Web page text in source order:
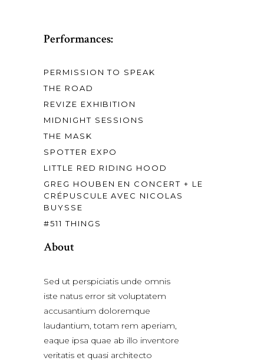
Performances:
PERMISSION TO SPEAK
THE ROAD
REVIZE EXHIBITION
MIDNIGHT SESSIONS
THE MASK
SPOTTER EXPO
LITTLE RED RIDING HOOD
GREG HOUBEN EN CONCERT + LE
CRÉPUSCULE AVEC NICOLAS
BUYSSE
#511 THINGS
About
Sed ut perspiciatis unde omnis
iste natus error sit voluptatem
accusantium doloremque
laudantium, totam rem aperiam,
eaque ipsa quae ab illo inventore
veritatis et quasi architecto